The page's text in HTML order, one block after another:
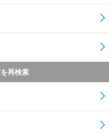
再検索